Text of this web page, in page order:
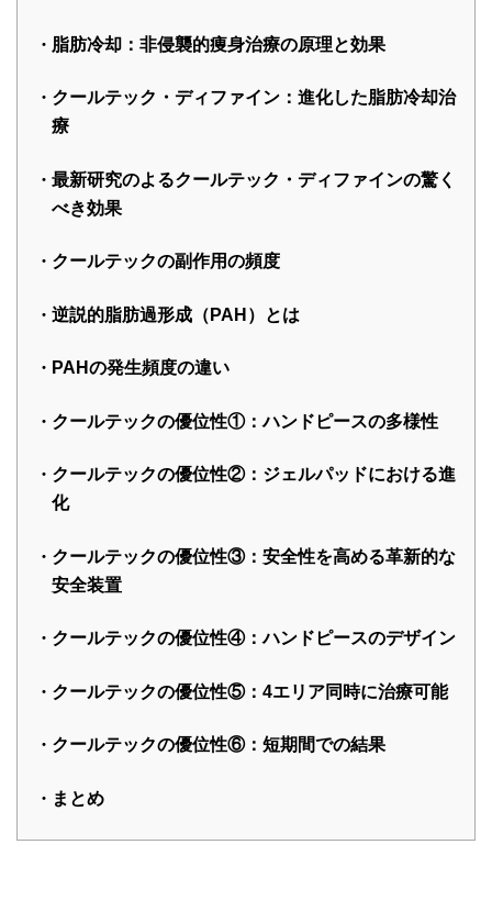
脂肪冷却：非侵襲的痩身治療の原理と効果
クールテック・ディファイン：進化した脂肪冷却治
療
最新研究のよるクールテック・ディファインの驚く
べき効果
クールテックの副作用の頻度
逆説的脂肪過形成（PAH）とは
PAHの発生頻度の違い
クールテックの優位性①：ハンドピースの多様性
クールテックの優位性②：ジェルパッドにおける進
化
クールテックの優位性③：安全性を高める革新的な
安全装置
クールテックの優位性④：ハンドピースのデザイン
クールテックの優位性⑤：4エリア同時に治療可能
クールテックの優位性⑥：短期間での結果
まとめ